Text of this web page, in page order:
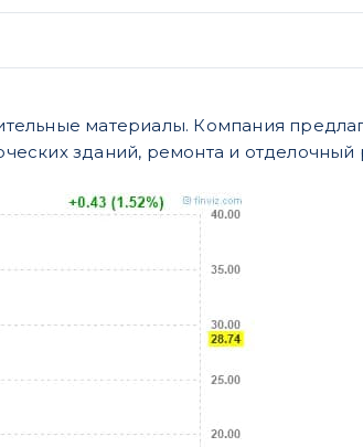
материалы. Компания
зданий, ремонта и отделочный